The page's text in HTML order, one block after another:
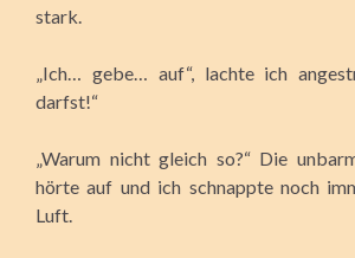
stark.
„Ich… gebe… auf“, lachte ich
darfst!“
„Warum nicht gleich so?“ Die
hörte auf und ich schnappte noch
Luft.